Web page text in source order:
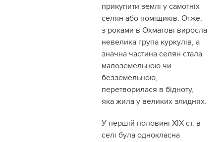
прикупити землі у самотніх
селян або поміщиків. Отже,
з роками в Охматові виросла
невелика група куркулів, а
значна частина селян стала
малоземельною чи
безземельною,
перетворилася в бідноту,
яка жила у великих злиднях.
У першій половині ХІХ ст. в
селі була однокласна